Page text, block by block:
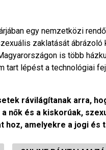
egy nemzetközi
zaklatását
is több
tart lépést a technológiai
rávilágítanak arra,
a nők és a kiskorúak,
hoz, amelyekre a jogi és